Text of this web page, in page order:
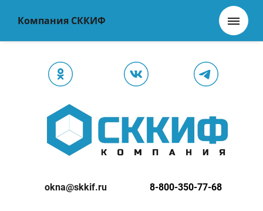
Компания СККИФ
okna@skkif.ru 8-800-350-77-68